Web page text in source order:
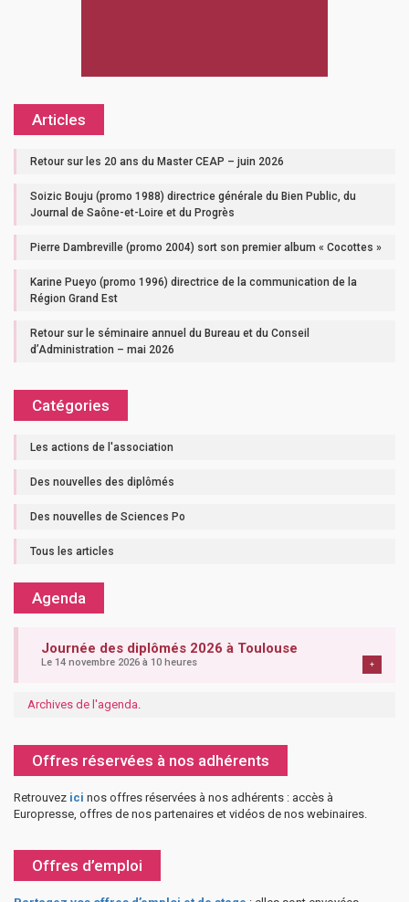
Articles
Retour sur les 20 ans du Master CEAP – juin 2026
Soizic Bouju (promo 1988) directrice générale du Bien Public, du
Journal de Saône-et-Loire et du Progrès
Pierre Dambreville (promo 2004) sort son premier album « Cocottes »
Karine Pueyo (promo 1996) directrice de la communication de la
Région Grand Est
Retour sur le séminaire annuel du Bureau et du Conseil
d’Administration – mai 2026
Catégories
Les actions de l'association
Des nouvelles des diplômés
Des nouvelles de Sciences Po
Tous les articles
Agenda
Journée des diplômés 2026 à Toulouse
Le 14 novembre 2026 à 10 heures +
Archives de l'agenda.
Offres réservées à nos adhérents
Retrouvez ici nos offres réservées à nos adhérents : accès à
Europresse, offres de nos partenaires et vidéos de nos webinaires.
Offres d’emploi